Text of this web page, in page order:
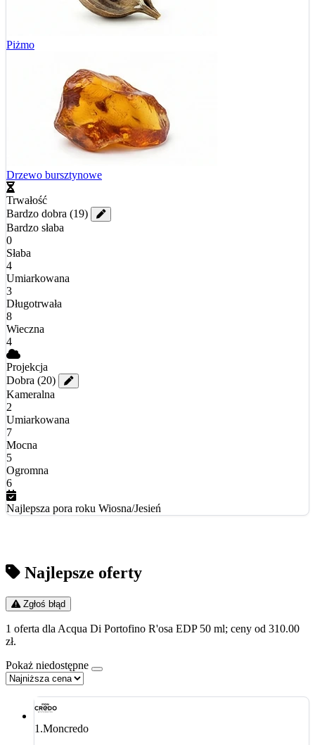
Piżmo
Drzewo bursztynowe
Trwałość
Bardzo dobra (19)
Bardzo słaba
0
Słaba
4
Umiarkowana
3
Długotrwała
8
Wieczna
4
Projekcja
Dobra (20)
Kameralna
2
Umiarkowana
7
Mocna
5
Ogromna
6
Najlepsza pora roku Wiosna/Jesień
Najlepsze oferty
Zgłoś błąd
1 oferta dla Acqua Di Portofino R'osa EDP 50 ml; ceny od 310.00
zł.
Pokaż niedostępne
1.Moncredo